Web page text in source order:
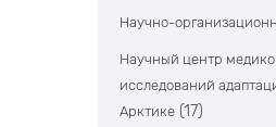
Научно-
Научный центр
исследований
Арктике (17)